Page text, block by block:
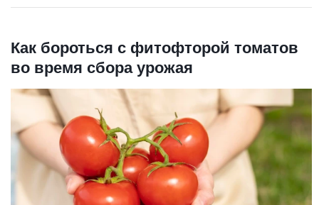
Как бороться с фитофторой томатов
во время сбора урожая